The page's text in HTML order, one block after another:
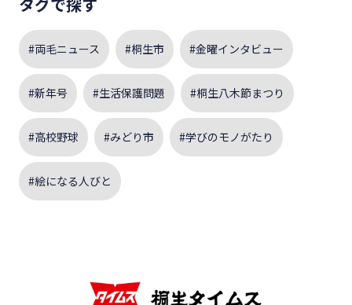
#両毛ニュース #桐生市 #金曜インタビュー
#新年号 #生活保護問題 #桐生八木節まつり
#高校野球 #みどり市 #学びのモノがたり
#絵になる人びと